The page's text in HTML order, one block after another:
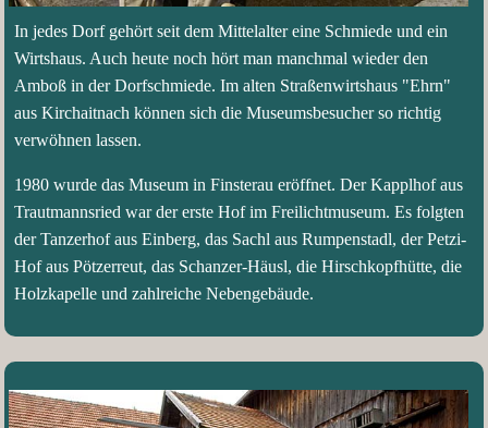
In jedes Dorf gehört seit dem Mittelalter eine Schmiede und ein
Wirtshaus. Auch heute noch hört man manchmal wieder den
Amboß in der Dorfschmiede. Im alten Straßenwirtshaus "Ehrn"
aus Kirchaitnach können sich die Museumsbesucher so richtig
verwöhnen lassen.
1980 wurde das Museum in Finsterau eröffnet. Der Kapplhof aus
Trautmannsried war der erste Hof im Freilichtmuseum. Es folgten
der Tanzerhof aus Einberg, das Sachl aus Rumpenstadl, der Petzi-
Hof aus Pötzerreut, das Schanzer-Häusl, die Hirschkopfhütte, die
Holzkapelle und zahlreiche Nebengebäude.